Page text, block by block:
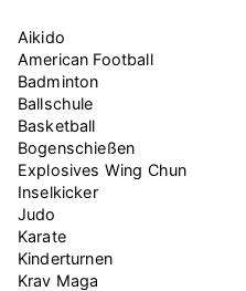
Aikido
American Football
Badminton
Ballschule
Basketball
Bogenschießen
Explosives Wing Chun
Inselkicker
Judo
Karate
Kinderturnen
Krav Maga